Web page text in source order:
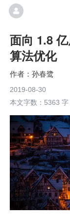
面向 1.8
算法优化
孙春鹭
2019-08-30
本文字数：5363 字